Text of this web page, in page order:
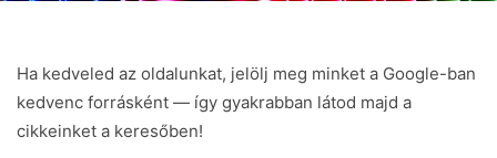
Ha kedveled az oldalunkat, jelölj meg minket a Google-ban
kedvenc forrásként — így gyakrabban látod majd a
cikkeinket a keresőben!